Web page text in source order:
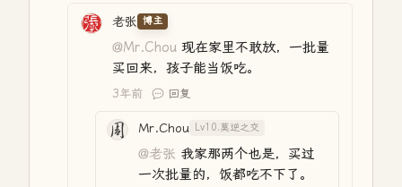
老张 博主
@Mr.Chou 现在家里不敢放，一批量
买回来，孩子能当饭吃。
3年前 回复
Mr.Chou Lv10.莫逆之交
@老张 我家那两个也是，买过
一次批量的，饭都吃不下了。